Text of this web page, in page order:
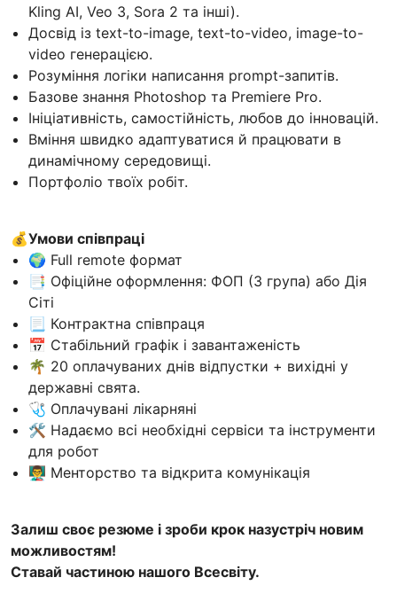
Kling AI, Veo 3, Sora 2 та інші).
Досвід із text-to-image, text-to-video, image-to-
video генерацією.
Розуміння логіки написання prompt-запитів.
Базове знання Photoshop та Premiere Pro.
Ініціативність, самостійність, любов до інновацій.
Вміння швидко адаптуватися й працювати в
динамічному середовищі.
Портфоліо твоїх робіт.
💰Умови співпраці
🌍 Full remote формат
📑 Офіційне оформлення: ФОП (3 група) або Дія
Сіті
📃 Контрактна співпраця
📅 Стабільний графік і завантаженість
🌴 20 оплачуваних днів відпустки + вихідні у
державні свята.
🩺 Оплачувані лікарняні
🛠 Надаємо всі необхідні сервіси та інструменти
для робот
👨‍🏫 Менторство та відкрита комунікація
Залиш своє резюме і зроби крок назустріч новим
можливостям!
Ставай частиною нашого Всесвіту.